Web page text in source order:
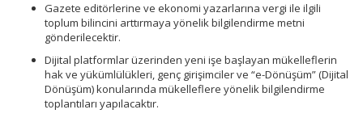
Gazete editörlerine ve ekonomi yazarlarına vergi ile ilgili
toplum bilincini arttırmaya yönelik bilgilendirme metni
gönderilecektir.
Dijital platformlar üzerinden yeni işe başlayan mükelleflerin
hak ve yükümlülükleri, genç girişimciler ve “e-Dönüşüm” (Dijital
Dönüşüm) konularında mükelleflere yönelik bilgilendirme
toplantıları yapılacaktır.